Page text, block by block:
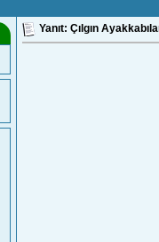
Yanıt: Çılgın